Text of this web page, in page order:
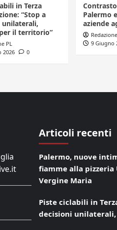
in Terza
“Stop a
unilaterali,
il territorio”
PL
2026
0
Palermo
aziende
Redazione
9 Giugno
Articoli recenti
Palermo, nuove
fiamme alla pizzeria
Vergine Maria
Piste ciclabili in
decisioni